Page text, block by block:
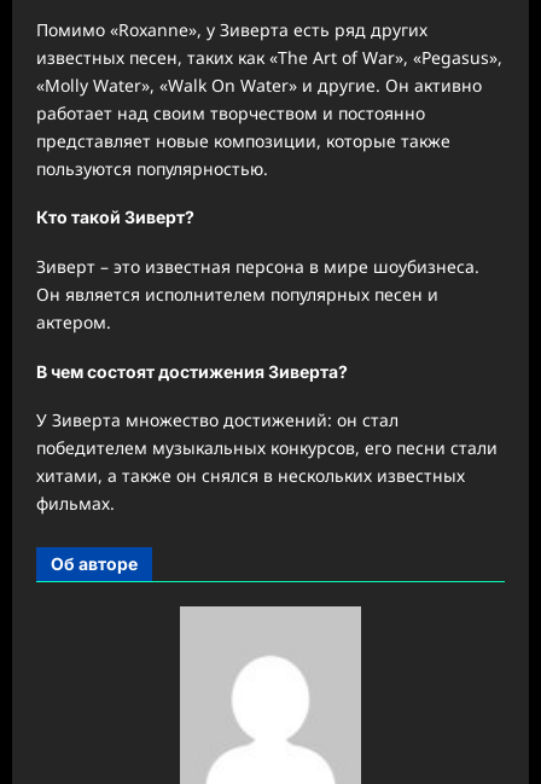
Помимо «Roxanne», у Зиверта есть ряд других
известных песен, таких как «The Art of War», «Pegasus»,
«Molly Water», «Walk On Water» и другие. Он активно
работает над своим творчеством и постоянно
представляет новые композиции, которые также
пользуются популярностью.
Кто такой Зиверт?
Зиверт – это известная персона в мире шоубизнеса.
Он является исполнителем популярных песен и
актером.
В чем состоят достижения Зиверта?
У Зиверта множество достижений: он стал
победителем музыкальных конкурсов, его песни стали
хитами, а также он снялся в нескольких известных
фильмах.
Об авторе